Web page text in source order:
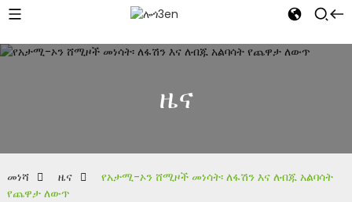
ዜና
መነሻ ዜና
የአታሚ-ኦን ሸሚዞች መነሳት፡ ለፋሽን እና ለብጁ አልባሳት
የጨዋታ ለውጥ